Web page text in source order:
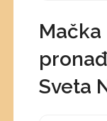
Mačka
Sveta